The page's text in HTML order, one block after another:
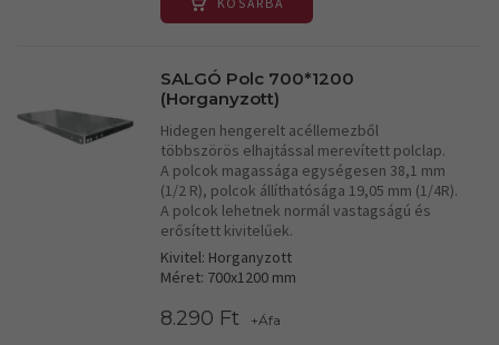
SALGÓ Polc 700*1200
(Horganyzott)
Hidegen hengerelt acéllemezből
többszörös elhajtással merevített polclap.
A polcok magassága egységesen 38,1 mm
(1/2 R), polcok állíthatósága 19,05 mm (1/4R).
A polcok lehetnek normál vastagságú és
erősített kivitelűek.
Kivitel: Horganyzott
Méret: 700x1200 mm
8.290 Ft +Áfa